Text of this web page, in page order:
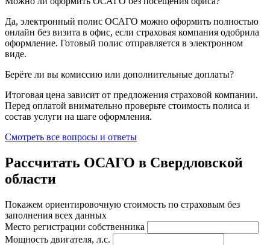
Да, электронный полис ОСАГО можно оформить полностью
онлайн без визита в офис, если страховая компания одобрила
оформление. Готовый полис отправляется в электронном
виде.
Берёте ли вы комиссию или дополнительные доплаты?
Итоговая цена зависит от предложения страховой компании.
Перед оплатой внимательно проверьте стоимость полиса и
состав услуги на шаге оформления.
Смотреть все вопросы и ответы
Рассчитать ОСАГО в Свердловской
области
Покажем ориентировочную стоимость по страховым без
заполнения всех данных
Место регистрации собственника
Мощность двигателя, л.с.